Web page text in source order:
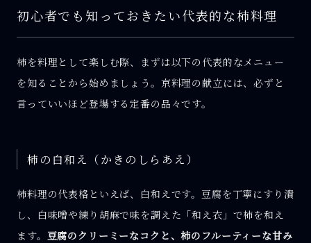
初心者でも知っておきたい代表的な柿料理
柿を料理として楽しむ際、まずは以下の代表的なメニュー
を知ることから始めましょう。京料理の献立には、必ずと
言っていいほど登場する定番の品々です。
柿の白和え（かきのしらあえ）
柿料理の代表格といえば、白和えです。豆腐を丁寧にすり潰
し、白味噌や練り胡麻で味を調えた「和え衣」で柿を和え
ます。 豆腐のクリーミーなコクと、柿のフルーティーな甘み